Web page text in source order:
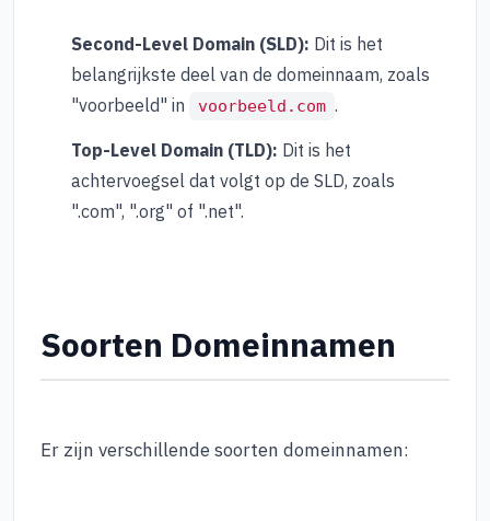
Second-Level Domain (SLD): Dit is het
belangrijkste deel van de domeinnaam, zoals
"voorbeeld" in
voorbeeld.com .
Top-Level Domain (TLD): Dit is het
achtervoegsel dat volgt op de SLD, zoals
".com", ".org" of ".net".
Soorten Domeinnamen
Er zijn verschillende soorten domeinnamen: